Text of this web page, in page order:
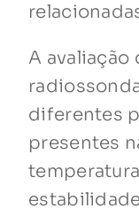
A avaliação
diferentes
presentes